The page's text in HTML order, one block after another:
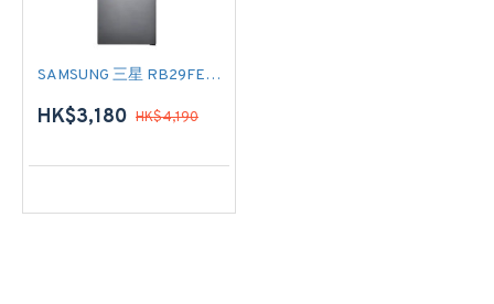
SAMSUNG 三星 RB29FERNCS9/SH 雙門雪櫃
HK$3,180 HK$4,190